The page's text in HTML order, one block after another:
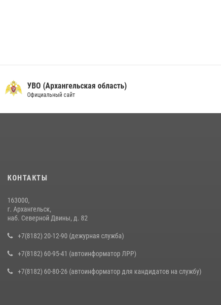
УВО (Архангельская область)
Официальный сайт
КОНТАКТЫ
163000,
г. Архангельск,
наб. Северной Двины, д. 82
+7(8182) 20-12-90 (дежурная служба)
+7(8182) 60-95-41 (автоинформатор ЛРР)
+7(8182) 60-80-26 (автоинформатор для кандидатов на службу)